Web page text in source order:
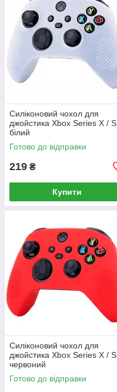
Силіконовий чохол для
джойстика Xbox Series X / S
білий
Готово до відправки
219 ₴
Купити
Силіконовий чохол для
джойстика Xbox Series X / S
червоний
Готово до відправки